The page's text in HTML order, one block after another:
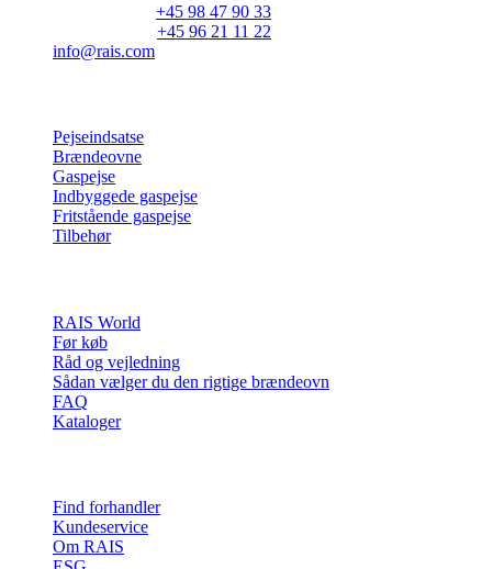
+45 98 47 90 33
+45 96 21 11 22
info@rais.com
Pejseindsatse
Brændeovne
Gaspejse
Indbyggede gaspejse
Fritstående gaspejse
Tilbehør
RAIS World
Før køb
Råd og vejledning
Sådan vælger du den rigtige brændeovn
FAQ
Kataloger
Find forhandler
Kundeservice
Om RAIS